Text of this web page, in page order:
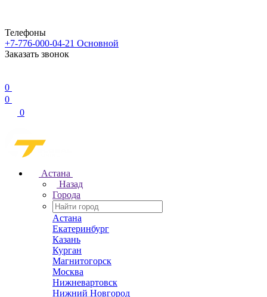
Телефоны
+7-776-000-04-21 Основной
Заказать звонок
0
0
0
Астана
Назад
Города
Астана
Екатеринбург
Казань
Курган
Магнитогорск
Москва
Нижневартовск
Нижний Новгород